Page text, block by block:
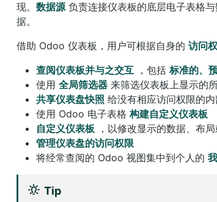
现。 数据源负责连接仪表板的底层电子表格
据。
借助 Odoo 仪表板，用户可根据自身的 访问
查阅仪表板并与之交互 ，包括 标准的、
使用 全局筛选器 来筛选仪表板上显示的
共享仪表盘快照 给没有相应访问权限的
使用 Odoo 电子表格构建自定义仪表板
自定义仪表板 ，以修改显示的数据、布
管理仪表盘的访问权限
将经常查阅的 Odoo 视图集中到个人的
Tip